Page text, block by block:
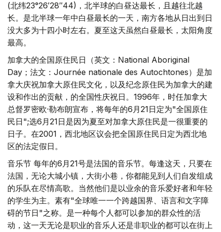
(北纬23°26′28″44)，北半球的白昼达最长，且越往北越
长。是北半球一年中白昼最长的一天，南方各地从日出到日
没大多为十四小时左右。夏至这天虽然白昼最长，太阳角度
最高。
加拿大的全国原住民日（英文：National Aboriginal
Day；法文：Journée nationale des Autochtones）是加
拿大庆祝加拿大原住民文化，以及纪念原住民为加拿大的建
设和作出的贡献，的全国性庆祝日。1996年，时任加拿大
总督罗密欧·勒布朗宣布，将每年的6月21日定为"全国原住
民日";选6月21日是因为夏至对加拿大原住民是一很重要的
日子。在2001，西北地区议会把全国原住民日定为西北地
区的法定假日。
音乐节 每年的6月21号是法国的音乐节。每逢这天，只要在
法国，无论大城小镇，大街小巷，你都能见到人们自发组成
的乐队在尽情高歌。当然他们是以业余的音乐爱好者和年轻
的学生为主。素有"全球唯一一个跨越国界、语言和文字障
碍的节日"之称。是一种每个人都可以参加的群众性的活
动，这一天无论是职业的音乐人还是非职业的都可以在街上